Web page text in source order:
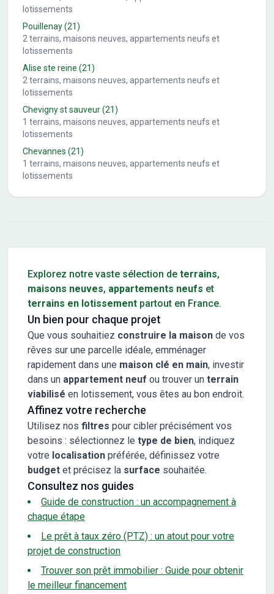
lotissements
Pouillenay(21)
2 terrains, maisons neuves, appartements neufs et
lotissements
Alise ste reine (21)
2 terrains, maisons neuves, appartements neufs et
lotissements
Chevigny st sauveur(21)
1 terrains, maisons neuves, appartements neufs et
lotissements
Chevannes (21)
1 terrains, maisons neuves, appartements neufs et
lotissements
Explorez notre vaste sélection de terrains,
maisons neuves, appartements neufs et
terrains en lotissement partout en France.
Un bien pour chaque projet
Que vous souhaitiez construire la maison de vos
rêves sur une parcelle idéale, emménager
rapidement dans une maison clé en main, investir
dans un appartement neuf ou trouver un terrain
viabilisé en lotissement, vous êtes au bon endroit.
Affinez votre recherche
Utilisez nos filtres pour cibler précisément vos
besoins : sélectionnez le type de bien, indiquez
votre localisation préférée, définissez votre
budget et précisez la surface souhaitée.
Consultez nos guides
Guide de construction : un accompagnement à
chaque étape
Le prêt à taux zéro (PTZ) : un atout pour votre
projet de construction
Trouver son prêt immobilier : Guide pour obtenir
le meilleur financement